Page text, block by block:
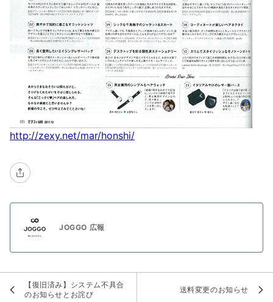
http://zexy.net/mar/honshi/
JOGGO 広報
【復旧済み】システム不具合
のお知らせとお詫び
送料変更のお知らせ